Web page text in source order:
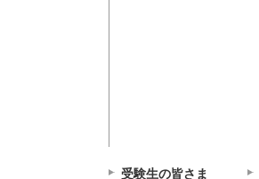
受験生の皆さま